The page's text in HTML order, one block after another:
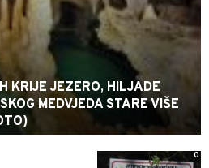
KRIJE JEZERO, HILJADE
MEDVJEDA STARE VIŠE
0